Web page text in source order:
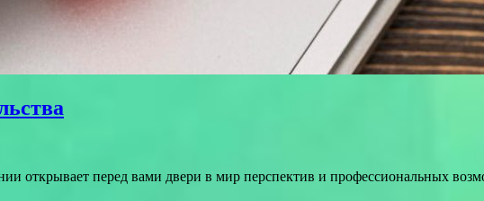
открывает перед вами двери в мир перспектив и профессиональных